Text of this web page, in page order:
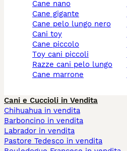
cane nano
cane gigante
cane pelo lungo nero
cani toy
cane piccolo
toy cani piccoli
razze cani pelo lungo
cane marrone
Cani e Cuccioli in Vendita
Chihuahua in vendita
Barboncino in vendita
Labrador in vendita
Pastore Tedesco in vendita